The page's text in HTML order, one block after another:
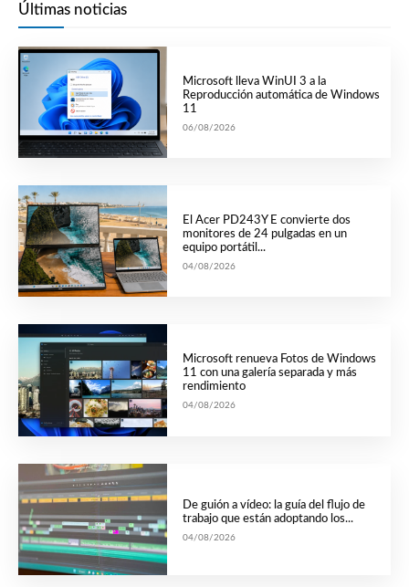
Últimas noticias
Microsoft lleva WinUI 3 a la
Reproducción automática de Windows
11
06/08/2026
El Acer PD243Y E convierte dos
monitores de 24 pulgadas en un
equipo portátil...
04/08/2026
Microsoft renueva Fotos de Windows
11 con una galería separada y más
rendimiento
04/08/2026
De guión a vídeo: la guía del flujo de
trabajo que están adoptando los...
04/08/2026